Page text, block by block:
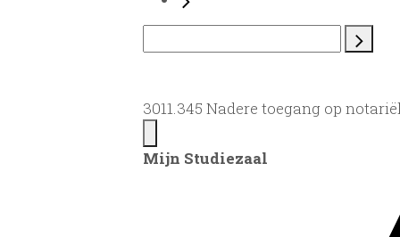
3011.345 Nadere toegang op
Mijn Studiezaal